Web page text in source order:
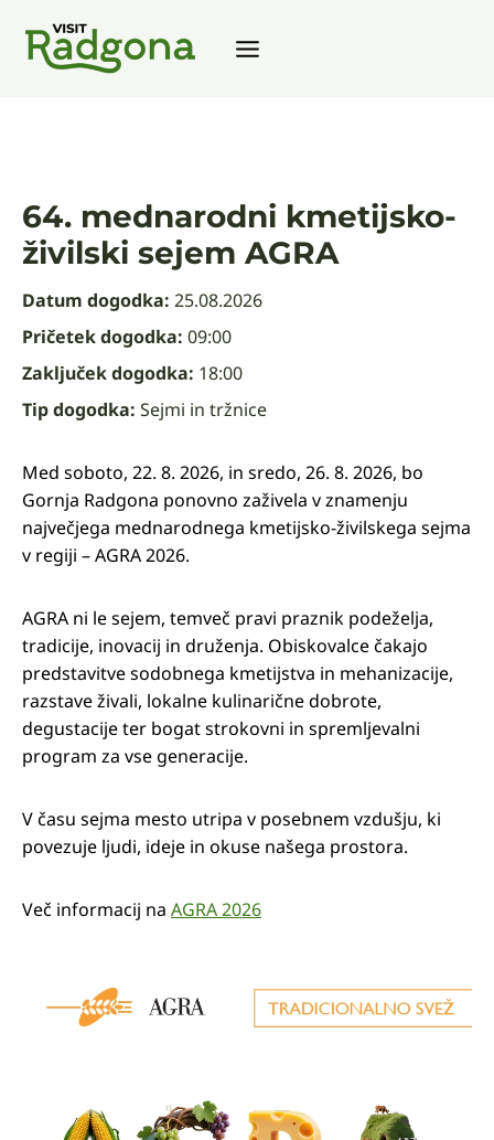
content
64. mednarodni kmetijsko-
živilski sejem AGRA
Datum dogodka: 25.08.2026
Pričetek dogodka: 09:00
Zaključek dogodka: 18:00
Tip dogodka: Sejmi in tržnice
Med soboto, 22. 8. 2026, in sredo, 26. 8. 2026, bo
Gornja Radgona ponovno zaživela v znamenju
največjega mednarodnega kmetijsko-živilskega sejma
v regiji – AGRA 2026.
AGRA ni le sejem, temveč pravi praznik podeželja,
tradicije, inovacij in druženja. Obiskovalce čakajo
predstavitve sodobnega kmetijstva in mehanizacije,
razstave živali, lokalne kulinarične dobrote,
degustacije ter bogat strokovni in spremljevalni
program za vse generacije.
V času sejma mesto utripa v posebnem vzdušju, ki
povezuje ljudi, ideje in okuse našega prostora.
Več informacij na AGRA 2026